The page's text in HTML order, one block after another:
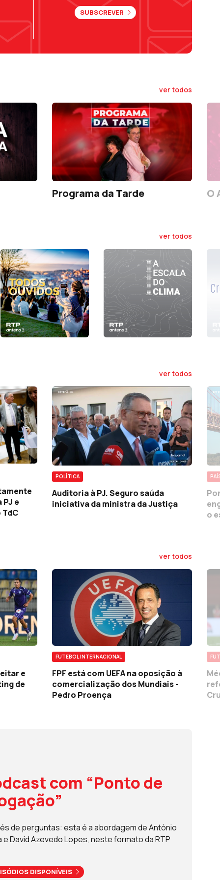
SUBSCREVER
ver todos
Programa da Tarde O
ver todos
ver todos
e
POLÍTICA
Auditoria à PJ. Seguro saúda
iniciativa da ministra da Justiça
o
ver todos
e
de
FUTEBOL INTERNACIONAL
FPF está com UEFA na oposição à
comercialização dos Mundiais -
Pedro Proença
com “Ponto de
de perguntas: esta é a abordagem de António
e David Azevedo Lopes, neste formato da RTP
DISPONÍVEIS